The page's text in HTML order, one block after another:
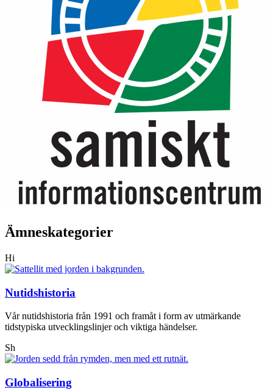
Ämneskategorier
Hi
Nutidshistoria
Vår nutidshistoria från 1991 och framåt i form av utmärkande
tidstypiska utvecklingslinjer och viktiga händelser.
Sh
Globalisering